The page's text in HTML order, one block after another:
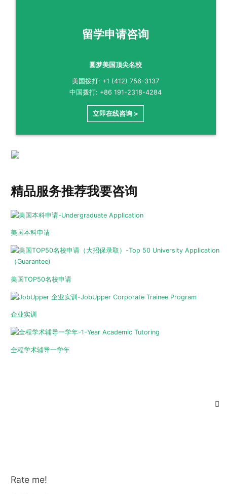
留学申请咨询
圆梦美国顶尖名校
美国拨打: +1 (412) 756-3137
中国拨打: +86 191-2318-4284
立即在线咨询 >
精品服务推荐我要咨询
美国本科申请
美国TOP50名校申请
企业实训
全程学术辅导一学年
Rate me!